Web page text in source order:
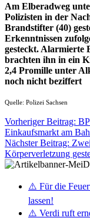
Am Elberadweg
Polizisten in der
Brandstifter (40)
Erkenntnissen
gesteckt. Alarmierte
brachten ihn in ein
2,4 Promille unter
noch nicht beziffert
Quelle: Polizei Sachsen
Vorheriger Beitrag:
Einkaufsmarkt am
Nächster Beitrag:
Körperverletzung
⚠️ Für die
lassen!
⚠️ Verdi ruft